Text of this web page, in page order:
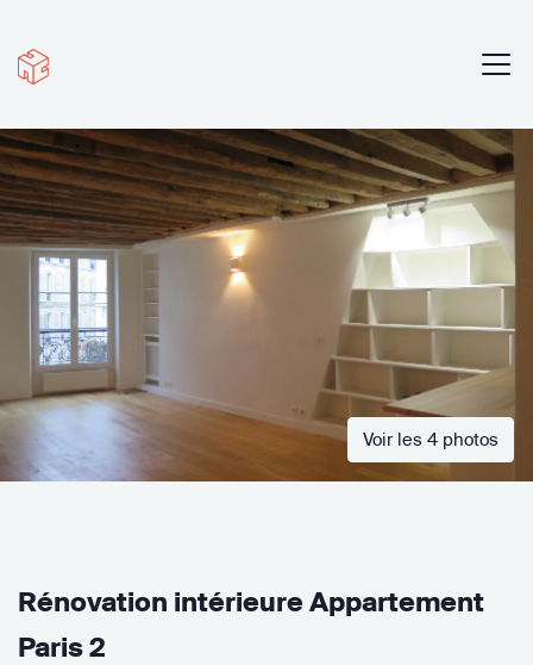
Voir les 4 photos
Rénovation intérieure Appartement
Paris 2